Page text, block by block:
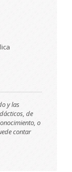
y las
de
o
contar